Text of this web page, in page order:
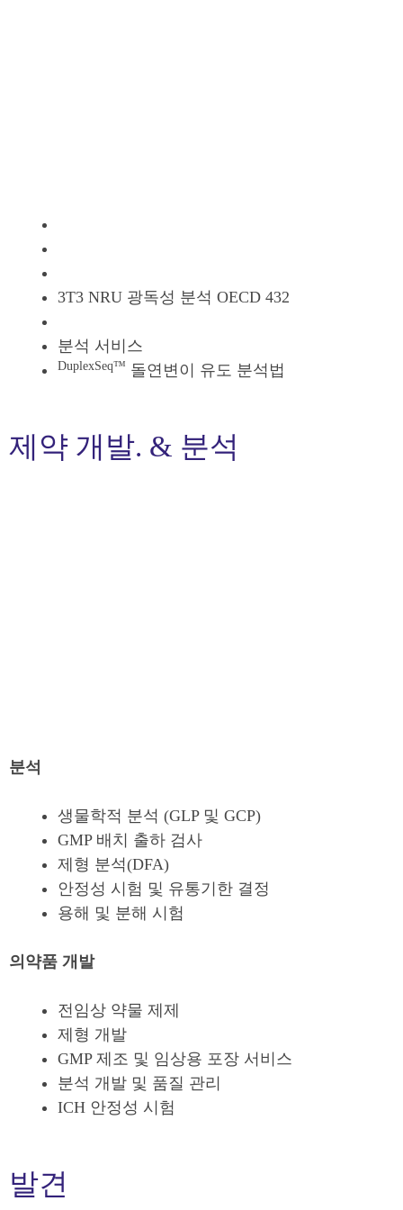
3T3 NRU 광독성 분석 OECD 432
분석 서비스
DuplexSeq™ 돌연변이 유도 분석법
제약 개발. & 분석
분석
생물학적 분석 (GLP 및 GCP)
GMP 배치 출하 검사
제형 분석(DFA)
안정성 시험 및 유통기한 결정
용해 및 분해 시험
의약품 개발
전임상 약물 제제
제형 개발
GMP 제조 및 임상용 포장 서비스
분석 개발 및 품질 관리
ICH 안정성 시험
발견